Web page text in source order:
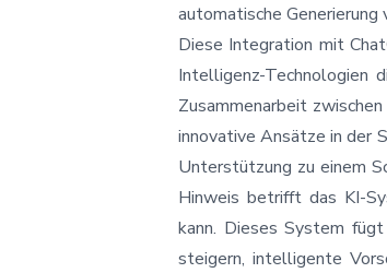
automatische
Diese Integration mit
Intelligenz-Technologien
Zusammenarbeit
innovative Ansätze in der
Unterstützung zu einem
Hinweis betrifft das KI-
kann. Dieses System
steigern, intelligente